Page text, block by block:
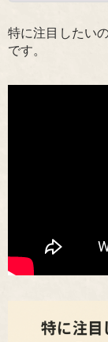
特に注目したい
です。